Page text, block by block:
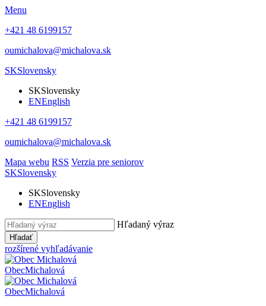
Menu
+421 48 6199157
oumichalova@michalova.sk
SKSlovensky
SKSlovensky
ENEnglish
+421 48 6199157
oumichalova@michalova.sk
Mapa webu RSS Verzia pre seniorov
SKSlovensky
SKSlovensky
ENEnglish
Hľadaný výraz
Hľadať
rozšírené vyhľadávanie
ObecMichalová
ObecMichalová